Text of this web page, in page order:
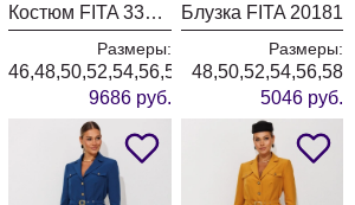
Костюм FITA 3361 бежевый + деним
Размеры:
46,48,50,52,54,56,58,60,62
9686 руб.
Блузка FITA 20181
Размеры:
48,50,52,54,56,58
5046 руб.